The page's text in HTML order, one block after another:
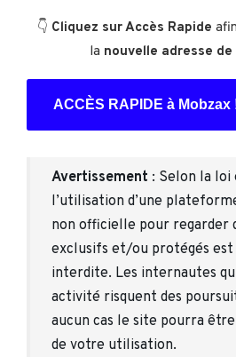
👇 Cliquez sur Accès Rapide
la nouvelle adresse de
ACCÈS RAPIDE à Mobzax
Avertissement : Selon la loi
l’utilisation d’une
non officielle pour regarder
exclusifs et/ou protégés
interdite. Les internautes
activité risquent des
aucun cas le site pourra
de votre utilisation.